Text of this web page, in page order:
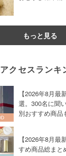
もっと見る
アクセスランキ
【2026年8月最
選。300名に聞
別おすすめ商品
【2026年8月
すめ商品総まと